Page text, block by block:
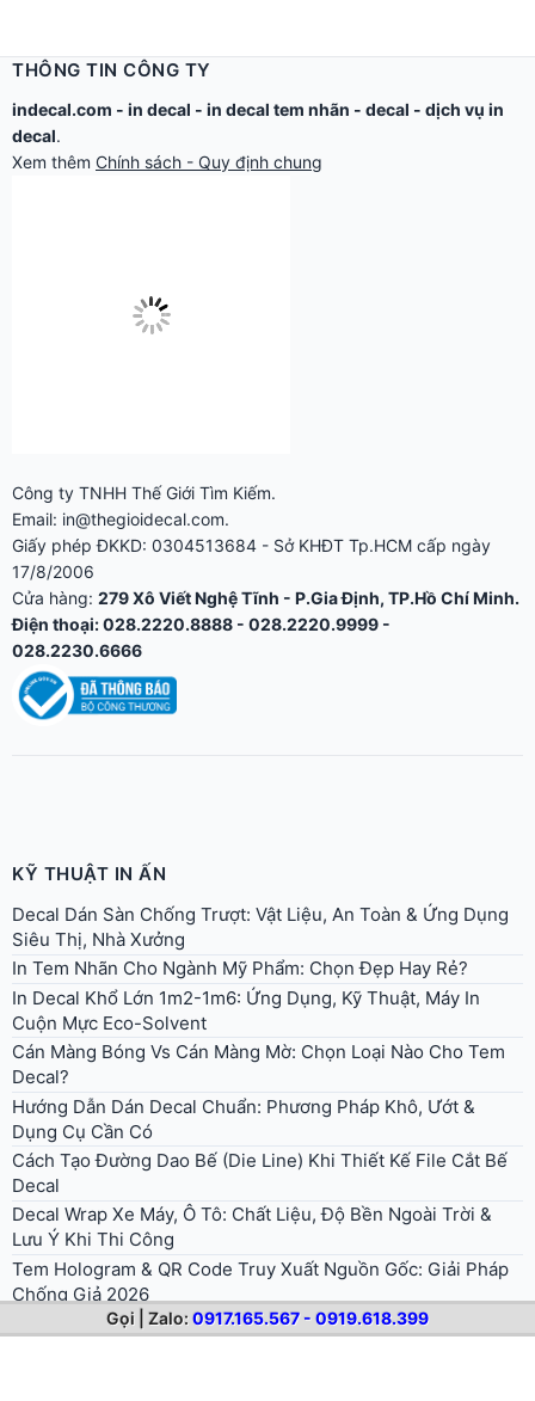
THÔNG TIN CÔNG TY
indecal.com - in decal - in decal tem nhãn - decal - dịch vụ in
decal.
Xem thêm Chính sách - Quy định chung
Email: in@thegioidecal.com.
Giấy phép ĐKKD: 0304513684 - Sở KHĐT Tp.HCM cấp ngày
Gọi | Zalo:0917.165.567 - 0919.618.399
KỸ THUẬT IN ẤN
Decal Dán Sàn Chống Trượt: Vật Liệu, An Toàn & Ứng Dụng
Siêu Thị, Nhà Xưởng
Hướng Dẫn Dán Decal Chuẩn: Phương Pháp Khô, Ướt &
Dụng Cụ Cần Có
Cách Tạo Đường Dao Bế (Die Line) Khi Thiết Kế File Cắt Bế
Decal
Decal Wrap Xe Máy, Ô Tô: Chất Liệu, Độ Bền Ngoài Trời &
Lưu Ý Khi Thi Công
Tem Hologram & QR Code Truy Xuất Nguồn Gốc: Giải Pháp
Chống Giả 2026
In Decal Phản Quang Dán Xe Tải, Biển Báo: Chọn 3M 610
Hay 3M 3900 (Tổ Ong)?
Tem Nhãn Decal Trong Cho Chai Lọ Mỹ Phẩm, Nước Hoa, Đồ
Uống
© 2026 . All rights reserved.